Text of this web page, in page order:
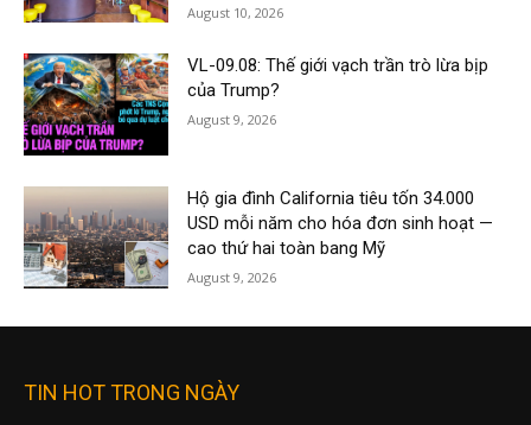
August 10, 2026
VL-09.08: Thế giới vạch trần trò lừa bịp
của Trump?
August 9, 2026
Hộ gia đình California tiêu tốn 34.000
USD mỗi năm cho hóa đơn sinh hoạt —
cao thứ hai toàn bang Mỹ
August 9, 2026
TIN HOT TRONG NGÀY